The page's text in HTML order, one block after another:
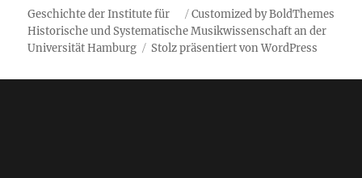
Customized by BoldThemes
Geschichte der Institute für
Historische und Systematische Musikwissenschaft an der
Universität Hamburg
Stolz präsentiert von WordPress